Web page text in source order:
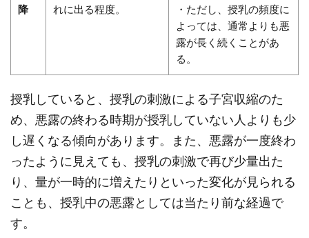
降
れに出る程度。
・ただし、授乳の頻度に
よっては、通常よりも悪
露が長く続くことがあ
る。
授乳していると、授乳の刺激による子宮収縮のた
め、悪露の終わる時期が授乳していない人よりも少
し遅くなる傾向があります。また、悪露が一度終わ
ったように見えても、授乳の刺激で再び少量出た
り、量が一時的に増えたりといった変化が見られる
ことも、授乳中の悪露としては当たり前な経過で
す。